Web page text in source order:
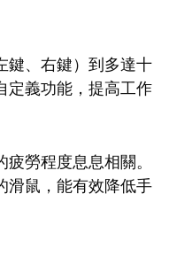
鍵、右鍵）到多達十
定義功能，提高工作
勞程度息息相關。
滑鼠，能有效降低手